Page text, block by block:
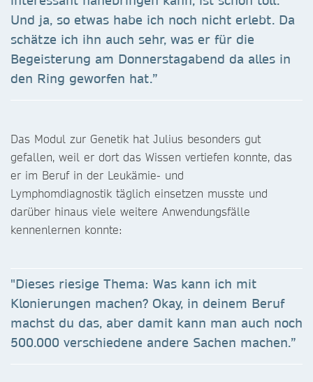
Und ja, so etwas habe ich noch nicht erlebt. Da
schätze ich ihn auch sehr, was er für die
Begeisterung am Donnerstagabend da alles in
den Ring geworfen hat.”
Das Modul zur Genetik hat Julius besonders gut
gefallen, weil er dort das Wissen vertiefen konnte, das
er im Beruf in der Leukämie- und
Lymphomdiagnostik täglich einsetzen musste und
darüber hinaus viele weitere Anwendungsfälle
kennenlernen konnte:
"Dieses riesige Thema: Was kann ich mit
Klonierungen machen? Okay, in deinem Beruf
machst du das, aber damit kann man auch noch
500.000 verschiedene andere Sachen machen.”